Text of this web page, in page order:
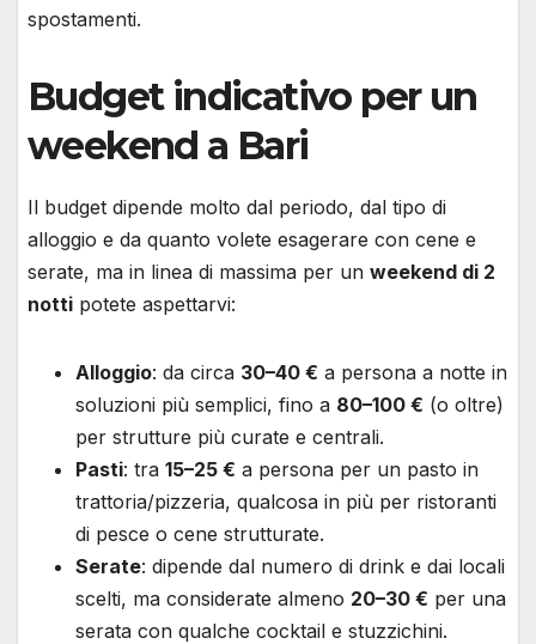
spostamenti.
Budget indicativo per un
weekend a Bari
Il budget dipende molto dal periodo, dal tipo di
alloggio e da quanto volete esagerare con cene e
serate, ma in linea di massima per un weekend di 2
notti potete aspettarvi:
Alloggio: da circa 30–40 € a persona a notte in
soluzioni più semplici, fino a 80–100 € (o oltre)
per strutture più curate e centrali.
Pasti: tra 15–25 € a persona per un pasto in
trattoria/pizzeria, qualcosa in più per ristoranti
di pesce o cene strutturate.
Serate: dipende dal numero di drink e dai locali
scelti, ma considerate almeno 20–30 € per una
serata con qualche cocktail e stuzzichini.